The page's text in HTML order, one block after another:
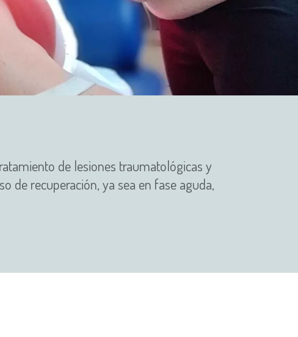
de lesiones traumatológicas y
de recuperación, ya sea en fase aguda,